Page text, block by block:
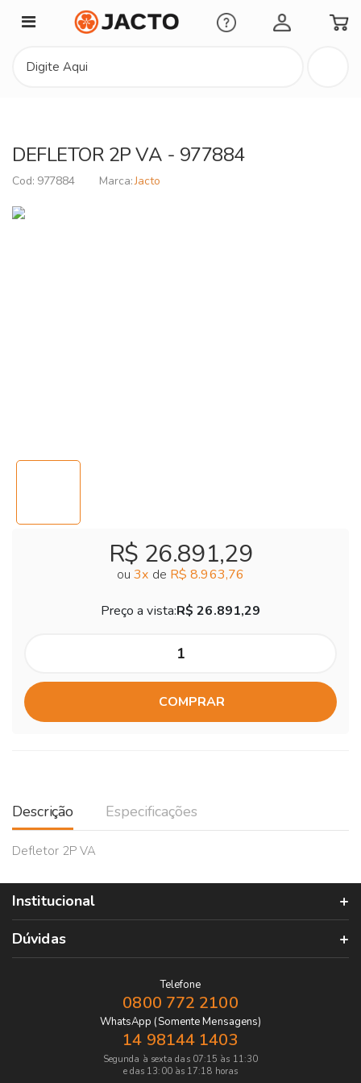
Minha Conta
DEFLETOR 2P VA - 977884
977884 Jacto
R$ 26.891,29
ou3x de R$ 8.963,76
Preço a vista:R$ 26.891,29
COMPRAR
Descrição Especificações
Defletor 2P VA
Institucional
Dúvidas
Telefone
0800 772 2100
WhatsApp (Somente Mensagens)
14 98144 1403
Segunda à sexta das 07:15 às 11:30
e das 13:00 às 17:18 horas